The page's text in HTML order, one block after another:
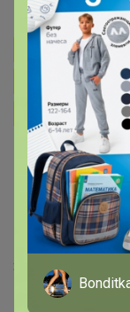
заказа,
это делая
закупки и
Вся
За день до
позиции.